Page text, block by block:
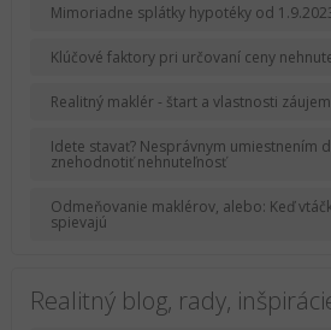
Mimoriadne splátky hypotéky od
Klúčové faktory pri určovaní ceny
Realitný maklér - štart a vlastnosti
Idete stavať? Nesprávnym umiestnením
znehodnotiť nehnuteľnosť
Odmeňovanie maklérov, alebo: Keď
spievajú
Realitný blog, rady,